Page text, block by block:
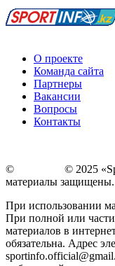
О проекте
Команда сайта
Партнеры
Вакансии
Вопросы
Контакты
©
© 2025
материалы защищены.
При использовании
При полной или
материалов в
обязательна. Адрес